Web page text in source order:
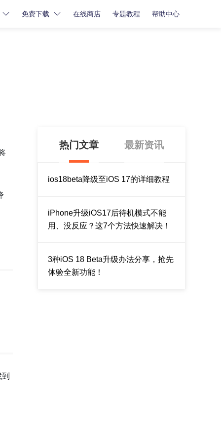
免费下载 在线商店 专题教程 帮助中心
热门文章 最新资讯
ios18beta降级至iOS 17的详细教程
iPhone升级iOS17后待机模式不能
用、没反应？这7个方法快速解决！
3种iOS 18 Beta升级办法分享，抢先
体验全新功能！